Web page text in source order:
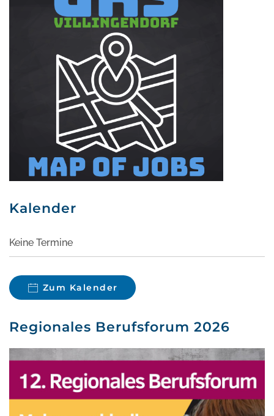
Kalender
Keine Termine
Zum Kalender
Regionales Berufsforum 2026